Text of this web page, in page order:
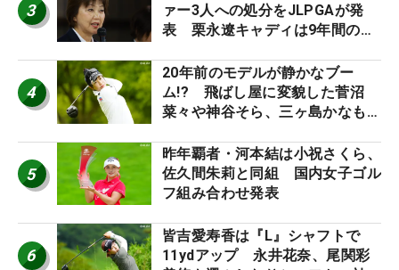
3
ァー3人への処分をJLPGAが発
表 栗永遼キャディは9年間の立
4
20年前のモデルが静かなブー
ム!? 飛ばし屋に変貌した菅沼
菜々や神谷そら、三ヶ島かなも使
ロたちの“飛ばしギア”】
5
昨年覇者・河本結は小祝さくら、
佐久間朱莉と同組 国内女子ゴル
フ組み合わせ発表
6
皆吉愛寿香は『L』シャフトで
11ydアップ 永井花奈、尾関彩